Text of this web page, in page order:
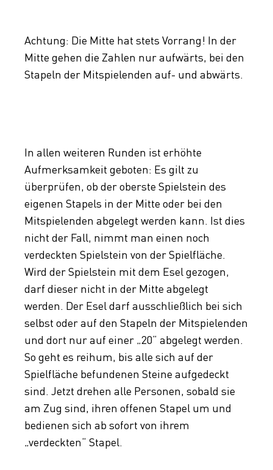
Achtung: Die Mitte hat stets Vorrang! In der
Mitte gehen die Zahlen nur aufwärts, bei den
Stapeln der Mitspielenden auf- und abwärts.
In allen weiteren Runden ist erhöhte
Aufmerksamkeit geboten: Es gilt zu
überprüfen, ob der oberste Spielstein des
eigenen Stapels in der Mitte oder bei den
Mitspielenden abgelegt werden kann. Ist dies
nicht der Fall, nimmt man einen noch
verdeckten Spielstein von der Spielfläche.
Wird der Spielstein mit dem Esel gezogen,
darf dieser nicht in der Mitte abgelegt
werden. Der Esel darf ausschließlich bei sich
selbst oder auf den Stapeln der Mitspielenden
und dort nur auf einer „20“ abgelegt werden.
So geht es reihum, bis alle sich auf der
Spielfläche befundenen Steine aufgedeckt
sind. Jetzt drehen alle Personen, sobald sie
am Zug sind, ihren offenen Stapel um und
bedienen sich ab sofort von ihrem
„verdeckten“ Stapel.